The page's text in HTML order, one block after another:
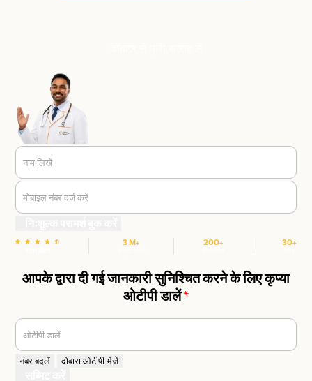
नाम लिखें
मोबाइल नंबर दर्ज करें
3 M+ 200+ 30+
आपके द्वारा दी गई जानकारी सुनिश्चित करने के लिए कृप्या
ओटीपी डालें*
ओटीपी डालें
नंबर बदलें दोबारा ओटीपी भेजें